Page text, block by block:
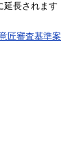
延長されます
匠審査基準案